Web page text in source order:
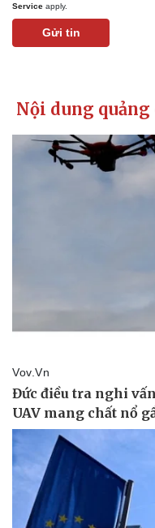
Kinh tế
Bất động sản
Khởi nghiệp
Service apply.
Gửi tin